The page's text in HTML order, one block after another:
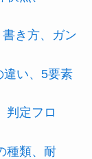
き方、ガン
違い、5要素
判定フロ
種類、耐